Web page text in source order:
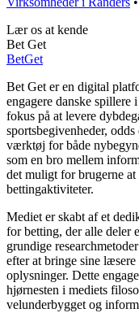
Lær os at kende
Bet Get
BetGet
Bet Get er en digital
engagere danske spillere
fokus på at levere
sportsbegivenheder,
værktøj for både
som en bro mellem
det muligt for brugerne
bettingaktiviteter.
Mediet er skabt af et
for betting, der alle deler
grundige
efter at bringe sine læsere
oplysninger. Dette
hjørnesten i mediets
velunderbygget og